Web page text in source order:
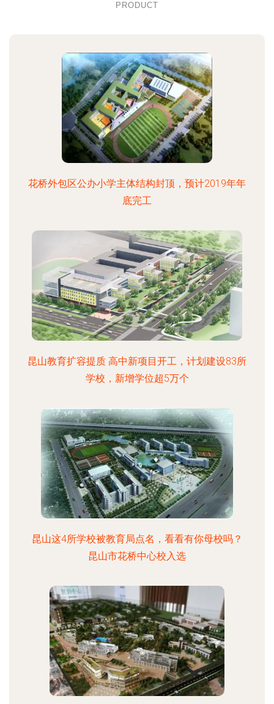
PRODUCT
花桥外包区公办小学主体结构封顶，预计2019年年
底完工
昆山教育扩容提质 高中新项目开工，计划建设83所
学校，新增学位超5万个
昆山这4所学校被教育局点名，看看有你母校吗？
昆山市花桥中心校入选